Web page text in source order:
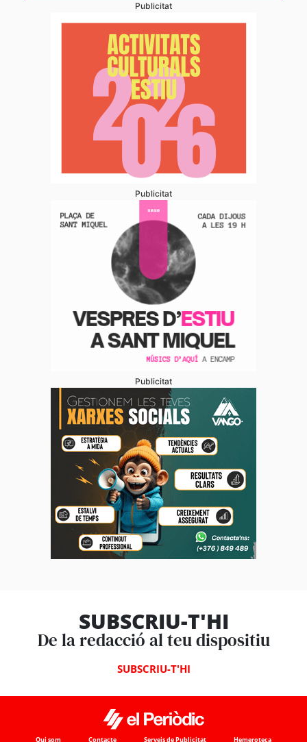
Publicitat
Publicitat
Publicitat
SUBSCRIU-T'HI
De la redacció al teu dispositiu
SUBSCRIU-T'HI
Qui som Contacte Serveis de Publicitat Hemeroteca